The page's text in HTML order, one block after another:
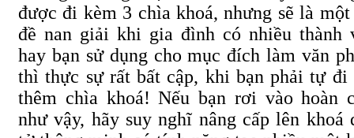
được đi kèm 3 chìa khoá, nhưng sẽ là một
đề nan giải khi gia đình có nhiều thành
hay bạn sử dụng cho mục đích làm văn
thì thực sự rất bất cập, khi bạn phải tự đi
thêm chìa khoá! Nếu bạn rơi vào hoàn
như vậy, hãy suy nghĩ nâng cấp lên khoá